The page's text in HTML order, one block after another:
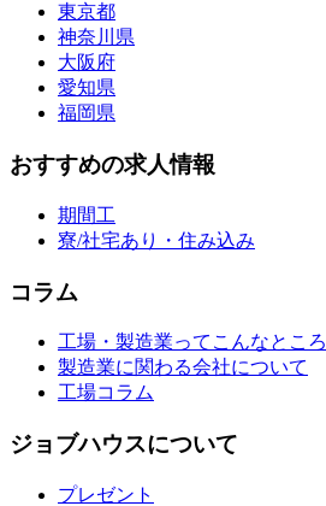
東京都
神奈川県
大阪府
愛知県
福岡県
おすすめの求人情報
期間工
寮/社宅あり・住み込み
コラム
工場・製造業ってこんなところ
製造業に関わる会社について
工場コラム
ジョブハウスについて
プレゼント